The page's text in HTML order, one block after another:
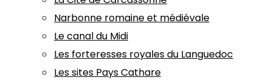
Narbonne romaine et médiévale
Le canal du Midi
Les forteresses royales du Languedoc
Les sites Pays Cathare